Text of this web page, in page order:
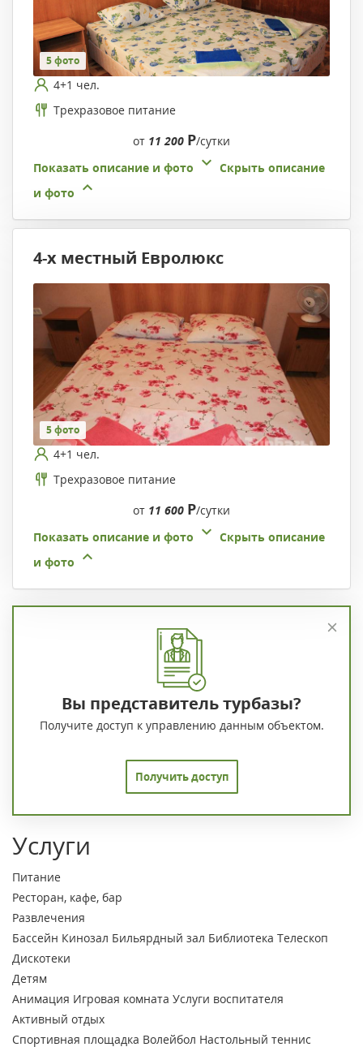
5 фото
4+1 чел.
Трехразовое питание
от 11 200 Р/сутки
Показать описание и фото
Скрыть описание
и фото
4-х местный Евролюкс
5 фото
4+1 чел.
Трехразовое питание
от 11 600 Р/сутки
Показать описание и фото
Скрыть описание
и фото
Вы представитель турбазы?
Получите доступ к управлению данным объектом.
Получить доступ
Услуги
Питание
Ресторан, кафе, бар
Развлечения
Бассейн Кинозал Бильярдный зал Библиотека Телескоп
Дискотеки
Детям
Анимация Игровая комната Услуги воспитателя
Активный отдых
Спортивная площадка Волейбол Настольный теннис